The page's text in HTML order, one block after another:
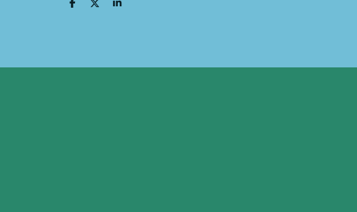
D
D
S